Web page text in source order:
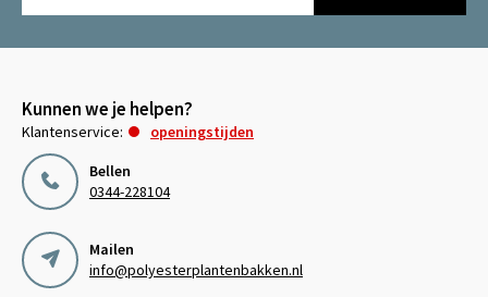
Kunnen we je helpen?
Klantenservice:
openingstijden
Bellen
0344-228104
Mailen
info@polyesterplantenbakken.nl